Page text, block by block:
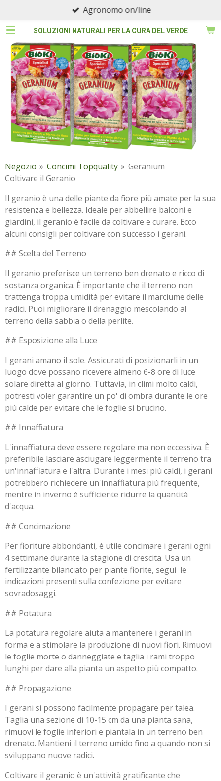
contenuto
principale
SOLUZIONI NATURALI PER LA CURA DEL VERDE
Agronomo on/line
Negozio » Concimi Topquality » Geranium
Coltivare il Geranio
Il geranio è una delle piante da fiore più amate per la sua
resistenza e bellezza. Ideale per abbellire balconi e
giardini, il geranio è facile da coltivare e curare. Ecco
alcuni consigli per coltivare con successo i gerani.
## Scelta del Terreno
Il geranio preferisce un terreno ben drenato e ricco di
sostanza organica. È importante che il terreno non
trattenga troppa umidità per evitare il marciume delle
radici. Puoi migliorare il drenaggio mescolando al
terreno della sabbia o della perlite.
## Esposizione alla Luce
I gerani amano il sole. Assicurati di posizionarli in un
luogo dove possano ricevere almeno 6-8 ore di luce
solare diretta al giorno. Tuttavia, in climi molto caldi,
potresti voler garantire un po' di ombra durante le ore
più calde per evitare che le foglie si brucino.
## Innaffiatura
L'innaffiatura deve essere regolare ma non eccessiva. È
preferibile lasciare asciugare leggermente il terreno tra
un'innaffiatura e l'altra. Durante i mesi più caldi, i gerani
potrebbero richiedere un'innaffiatura più frequente,
mentre in inverno è sufficiente ridurre la quantità
d'acqua.
## Concimazione
Per fioriture abbondanti, è utile concimare i gerani ogni
4 settimane durante la stagione di crescita. Usa un
fertilizzante bilanciato per piante fiorite, segui le
indicazioni presenti sulla confezione per evitare
sovradosaggi.
## Potatura
La potatura regolare aiuta a mantenere i gerani in
forma e a stimolare la produzione di nuovi fiori. Rimuovi
le foglie morte o danneggiate e taglia i rami troppo
lunghi per dare alla pianta un aspetto più compatto.
## Propagazione
I gerani si possono facilmente propagare per talea.
Taglia una sezione di 10-15 cm da una pianta sana,
rimuovi le foglie inferiori e piantala in un terreno ben
drenato. Mantieni il terreno umido fino a quando non si
sviluppano nuove radici.
Coltivare il geranio è un'attività gratificante che